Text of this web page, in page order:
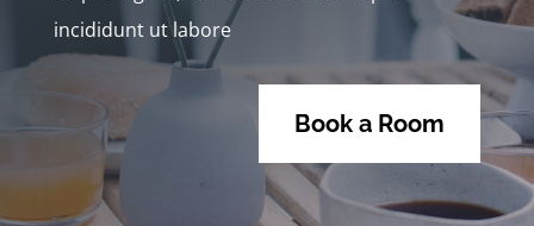
incididunt ut labore
Book a Room